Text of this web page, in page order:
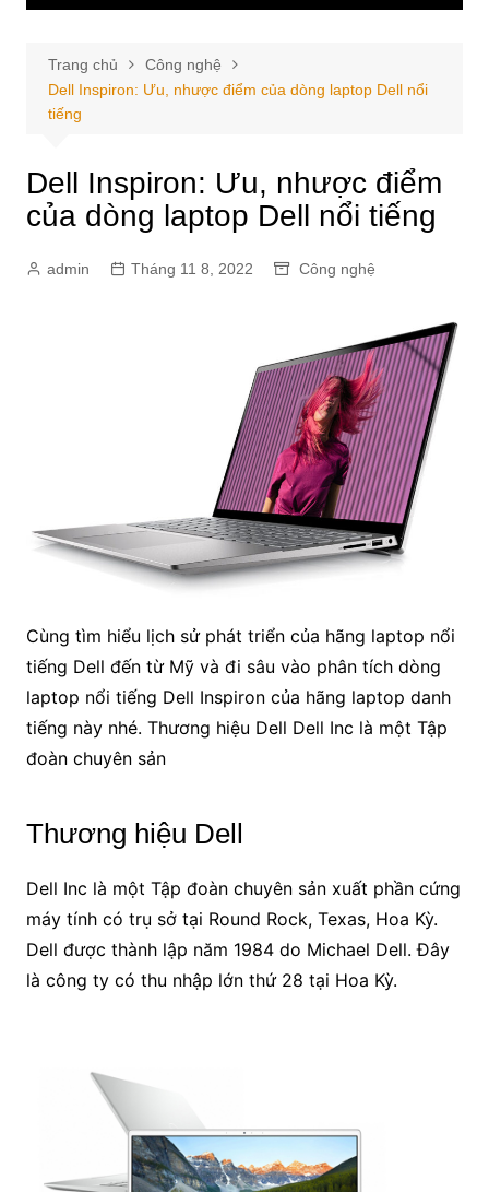
Trang chủ
Công nghệ
Dell Inspiron: Ưu, nhược điểm của dòng laptop Dell nổi
tiếng
Dell Inspiron: Ưu, nhược điểm
của dòng laptop Dell nổi tiếng
admin Tháng 11 8, 2022 Công nghệ
Cùng tìm hiểu lịch sử phát triển của hãng laptop nổi
tiếng Dell đến từ Mỹ và đi sâu vào phân tích dòng
laptop nổi tiếng Dell Inspiron của hãng laptop danh
tiếng này nhé. Thương hiệu Dell Dell Inc là một Tập
đoàn chuyên sản
Thương hiệu Dell
Dell Inc là một Tập đoàn chuyên sản xuất phần cứng
máy tính có trụ sở tại Round Rock, Texas, Hoa Kỳ.
Dell được thành lập năm 1984 do Michael Dell. Đây
là công ty có thu nhập lớn thứ 28 tại Hoa Kỳ.